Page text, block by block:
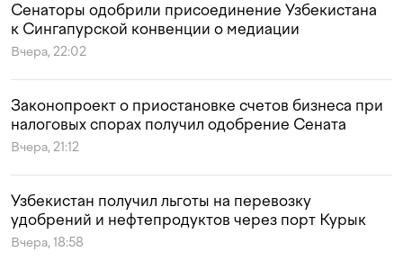
Сенаторы одобрили присоединение Узбекистана
к Сингапурской конвенции о медиации
Вчера, 22:02
Законопроект о приостановке счетов бизнеса при
налоговых спорах получил одобрение Сената
Вчера, 21:12
Узбекистан получил льготы на перевозку
удобрений и нефтепродуктов через порт Курык
Вчера, 18:58